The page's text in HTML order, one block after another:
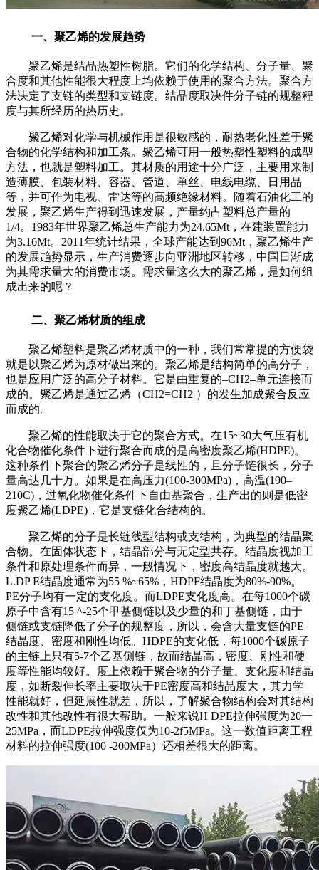
一、聚乙烯的发展趋势
聚乙烯是结晶热塑性树脂。它们的化学结构、分子量、聚
合度和其他性能很大程度上均依赖于使用的聚合方法。聚合方
法决定了支链的类型和支链度。结晶度取决件分子链的规整程
度与其所经历的热历史。
聚乙烯对化学与机械作用是很敏感的，耐热老化性差于聚
合物的化学结构和加工条。聚乙烯可用一般热塑性塑料的成型
方法，也就是塑料加工。其材质的用途十分广泛，主要用来制
造薄膜、包装材料、容器、管道、单丝、电线电缆、日用品
等，并可作为电视、雷达等的高频绝缘材料。随着石油化工的
发展，聚乙烯生产得到迅速发展，产量约占塑料总产量的
1/4。 1983年世界聚乙烯总生产能力为24.65Mt ，在建装置能力
为3.16Mt。 2011年统计结果，全球产能达到 96Mt ，聚乙烯生产
的发展趋势显示，生产消费逐步向亚洲地区转移，中国日渐成
为其需求量大的消费市场。需求量这么大的聚乙烯，是如何组
成出来的呢？
二、聚乙烯材质的组成
聚乙烯塑料是聚乙烯材质中的一种，我们常常提的方便袋
就是以聚乙烯为原材做出来的。聚乙烯是结构简单的高分子，
也是应用广泛的高分子材料。它是由重复的–CH2–单元连接而
成的。聚乙烯是通过乙烯（CH2=CH2 ）的发生加成聚合反应
而成的。
聚乙烯的性能取决于它的聚合方式。在15~30大气压有机
化合物催化条件下进行聚合而成的是高密度聚乙烯(HDPE)。
这种条件下聚合的聚乙烯分子是线性的，且分子链很长，分子
量高达几十万。如果是在高压力(100-300MPa) ，高温(190–
210C) ，过氧化物催化条件下自由基聚合，生产出的则是低密
度聚乙烯(LDPE) ，它是支链化合结构的。
聚乙烯的分子是长链线型结构或支结构，为典型的结晶聚
合物。在固体状态下，结晶部分与无定型共存。结晶度视加工
条件和原处理条件而异，一般情况下，密度高结晶度就越大。
L.DP E结晶度通常为55 %~65% ， HDPF结晶度为80%-90%。
PE分子均有一定的支化度。而LDPE支化度高。在每1000个碳
原子中含有15 ^-25个甲基侧链以及少量的和丁基侧链，由于
侧链或支链降低了分子的规整度，所以，会含大量支链的PE
结晶度、密度和刚性均低。 HDPE的支化低，每1000个碳原子
的主链上只有5-7个乙基侧链，故而结晶高，密度、刚性和硬
度等性能均较好。度上依赖于聚合物的分子量、支化度和结晶
度，如断裂伸长率主要取决于PE密度高和结晶度大，其力学
性能就好，但延展性就差，所以，了解聚合物结构会对其结构
改性和其他改性有很大帮助。一般来说H DPE拉伸强度为20一
25MPa ，而LDPE拉伸强度仅为10-2f5MPa。这一数值距离工程
材料的拉伸强度(100 -200MPa）还相差很大的距离。